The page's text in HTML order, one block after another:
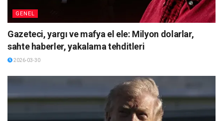
GENEL
Gazeteci, yargı ve mafya el ele: Milyon dolarlar,
sahte haberler, yakalama tehditleri
2026-03-30